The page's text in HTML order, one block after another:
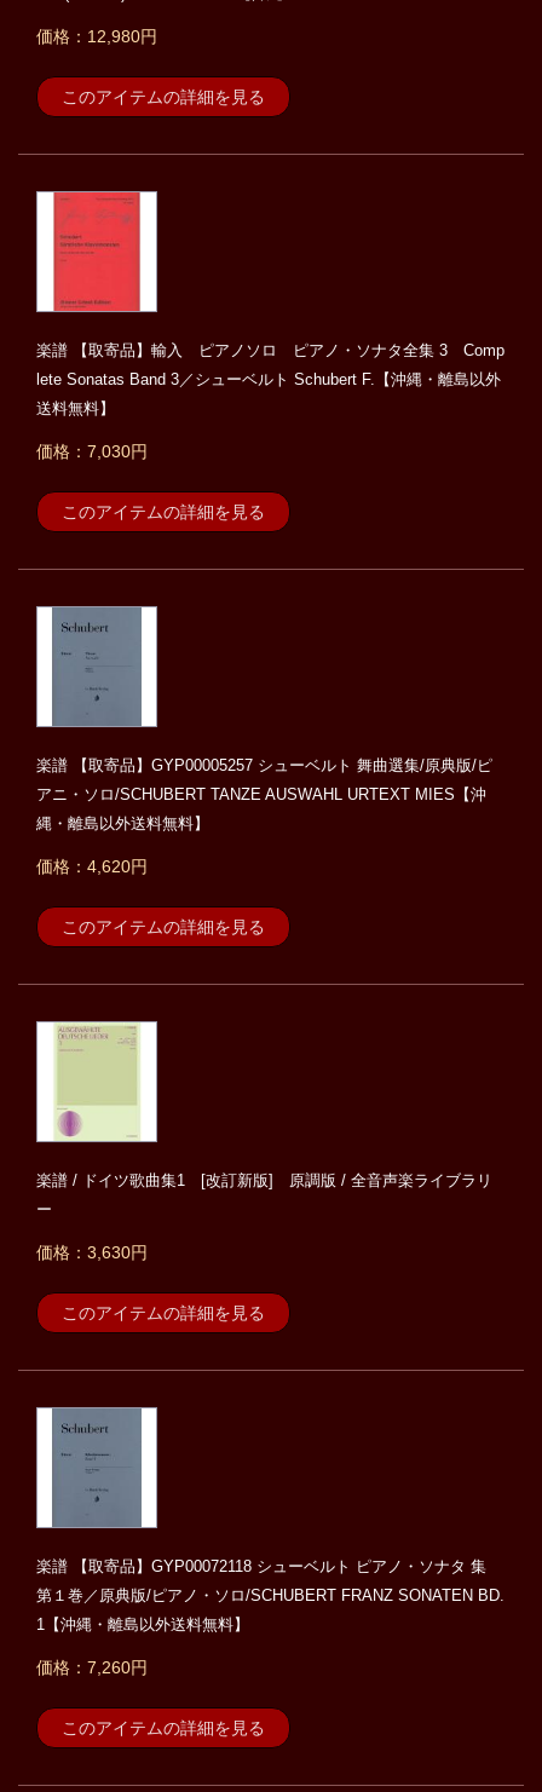
価格：12,980円
このアイテムの詳細を見る
楽譜 【取寄品】輸入 ピアノソロ ピアノ・ソナタ全集 3 Comp
lete Sonatas Band 3／シューベルト Schubert F.【沖縄・離島以外
送料無料】
価格：7,030円
このアイテムの詳細を見る
楽譜 【取寄品】GYP00005257 シューベルト 舞曲選集/原典版/ピ
アニ・ソロ/SCHUBERT TANZE AUSWAHL URTEXT MIES【沖
縄・離島以外送料無料】
価格：4,620円
このアイテムの詳細を見る
楽譜 / ドイツ歌曲集1 [改訂新版] 原調版 / 全音声楽ライブラリ
ー
価格：3,630円
このアイテムの詳細を見る
楽譜 【取寄品】GYP00072118 シューベルト ピアノ・ソナタ 集
第１巻／原典版/ピアノ・ソロ/SCHUBERT FRANZ SONATEN BD.
1【沖縄・離島以外送料無料】
価格：7,260円
このアイテムの詳細を見る